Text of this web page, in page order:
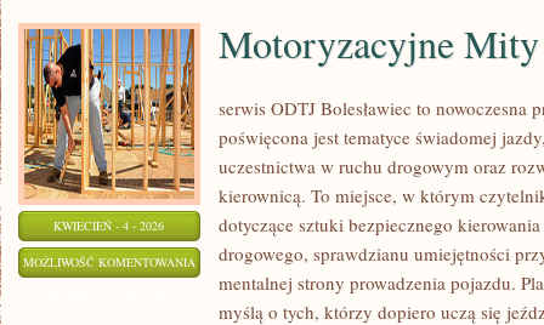
KWIECIEŃ - 4 - 2026
MOŻLIWOŚĆ KOMENTOWANIA MOTORYZACYJNE
MITY
Motoryzacyjne
serwis ODTJ Bolesławiec to nowoczesna
poświęcona jest tematyce świadomej
uczestnictwa w ruchu drogowym oraz
kierownicą. To miejsce, w którym
dotyczące sztuki bezpiecznego
drogowego, sprawdzianu umiejętności
mentalnej strony prowadzenia pojazdu.
myślą o tych, którzy dopiero uczą się